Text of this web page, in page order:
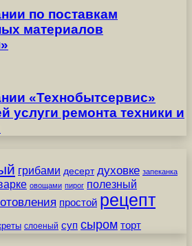
по поставкам
материалов
«Технобытсервис»
услуги ремонта техники и
грибами десерт духовке запеканка
овощами пирог полезный
простой рецепт
слоеный суп сыром торт